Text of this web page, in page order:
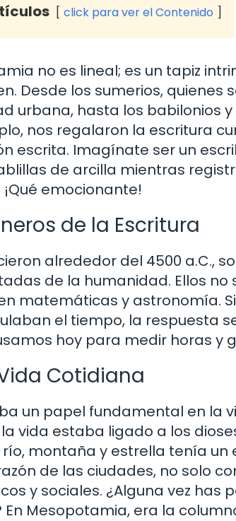
click para ver el Contenido
no es lineal; es un tapiz
Desde los sumerios, quienes
urbana, hasta los babilonios
nos regalaron la escritura
escrita. Imagínate ser un
de arcilla mientras
emocionante!
de la Escritura
alrededor del 4500 a.C.,
de la humanidad. Ellos
matemáticas y astronomía.
el tiempo, la respuesta
hoy para medir horas y
Cotidiana
un papel fundamental en la
vida estaba ligado a los
montaña y estrella tenía un
de las ciudades, no solo
y sociales. ¿Alguna vez has
Mesopotamia, era la